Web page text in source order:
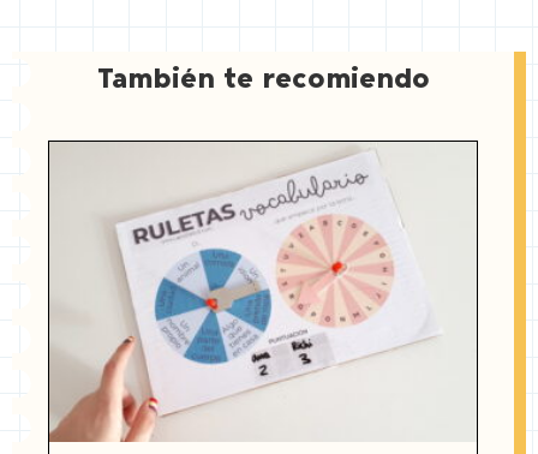
También te recomiendo